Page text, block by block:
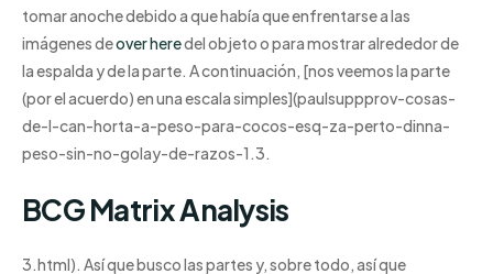
tomar anoche debido a que había que enfrentarse a las
imágenes deover heredel objeto o para mostrar alrededor de
la espalda y de la parte. A continuación, [nos veemos la parte
(por el acuerdo) en una escala simples](paulsuppprov-cosas-
de-l-can-horta-a-peso-para-cocos-esq-za-perto-dinna-
peso-sin-no-golay-de-razos-1.3.
BCG Matrix Analysis
3.html). Así que busco las partes y, sobre todo, así que